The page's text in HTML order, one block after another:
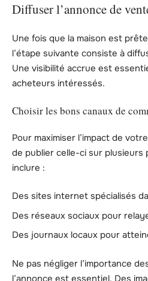
Diffuser l’annonce de
Une fois que la maison est
l’étape suivante consiste à
Une visibilité accrue est
acheteurs intéressés.
Choisir les bons canaux de
Pour maximiser l’impact de
de publier celle-ci sur plusieurs
inclure :
Des sites internet spécialisés
Des réseaux sociaux pour
Des journaux locaux pour
Ne pas négliger l’importance
l’annonce est essentiel. Des